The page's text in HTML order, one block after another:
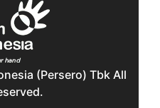
(Persero) Tbk All